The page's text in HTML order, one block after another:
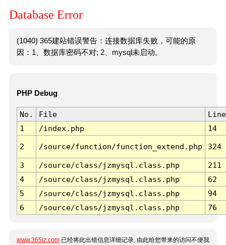
Database Error
(1040) 365建站错误警告：连接数据库失败，可能的原
因：1、数据库密码不对; 2、mysql未启动。
PHP Debug
No. File
Line
1
/index.php 14
2 /source/function/function_extend.php 324
3 /source/class/jzmysql.class.php
211
4
/source/class/jzmysql.class.php
62
5
/source/class/jzmysql.class.php
94
6
/source/class/jzmysql.class.php 76
www.365jz.com 已经将此出错信息详细记录, 由此给您带来的访问不便我